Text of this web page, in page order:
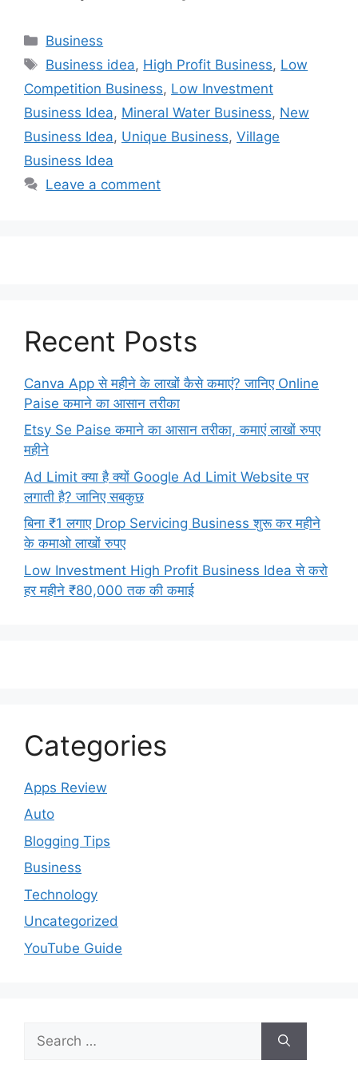
Categories
Business
Tags
Business idea, High Profit Business, Low
Competition Business, Low Investment
Business Idea, Mineral Water Business, New
Business Idea, Unique Business, Village
Business Idea
Leave a comment
Recent Posts
Canva App से महीने के लाखों कैसे कमाएं? जानिए Online
Paise कमाने का आसान तरीका
Etsy Se Paise कमाने का आसान तरीका, कमाएं लाखों रुपए
महीने
Ad Limit क्या है क्यों Google Ad Limit Website पर
लगाती है? जानिए सबकुछ
बिना ₹1 लगाए Drop Servicing Business शुरू कर महीने
के कमाओ लाखों रुपए
Low Investment High Profit Business Idea से करो
हर महीने ₹80,000 तक की कमाई
Categories
Apps Review
Auto
Blogging Tips
Business
Technology
Uncategorized
YouTube Guide
for: